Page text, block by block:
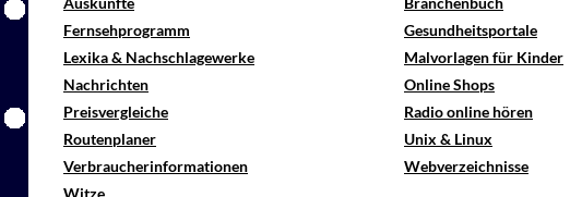
Fernsehprogramm
Gesundheitsportale
Lexika & Nachschlagewerke
Malvorlagen für Kinder
Nachrichten
Online Shops
Preisvergleiche
Radio online hören
Routenplaner
Unix & Linux
Verbraucherinformationen
Webverzeichnisse